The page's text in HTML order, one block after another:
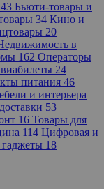
Бьюти-товары и
34 Кино и
20
в
162 Операторы
24
питания 46
и интерьера
53
16 Товары для
114 Цифровая и
18